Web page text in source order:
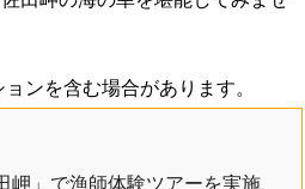
ンを含む場合があります。
岬」で漁師体験ツアーを実施